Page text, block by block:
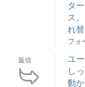
タ
ス
れ
フォ
返信
ユ
し
動